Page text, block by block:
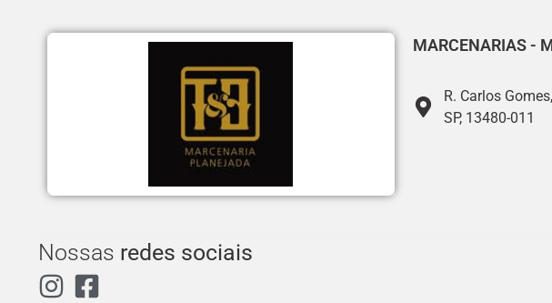
MARCENARIAS-
R. Carlos
SP, 13480-011
Nossas redes sociais